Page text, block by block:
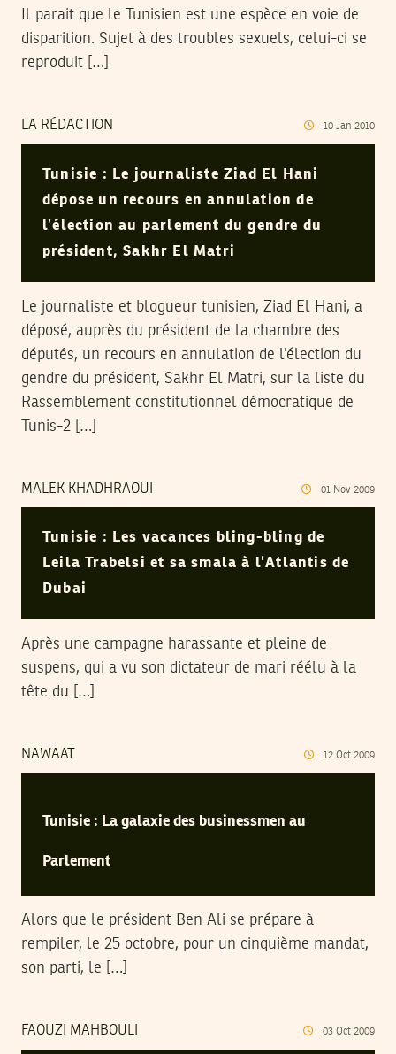
Il parait que le Tunisien est une espèce en voie de
disparition. Sujet à des troubles sexuels, celui-ci se
reproduit […]
LA RÉDACTION 10 Jan 2010
Tunisie : Le journaliste Ziad El Hani
dépose un recours en annulation de
l’élection au parlement du gendre du
président, Sakhr El Matri
Le journaliste et blogueur tunisien, Ziad El Hani, a
déposé, auprès du président de la chambre des
députés, un recours en annulation de l’élection du
gendre du président, Sakhr El Matri, sur la liste du
Rassemblement constitutionnel démocratique de
Tunis-2 […]
MALEK KHADHRAOUI 01 Nov 2009
Tunisie : Les vacances bling-bling de
Leila Trabelsi et sa smala à l’Atlantis de
Dubai
Après une campagne harassante et pleine de
suspens, qui a vu son dictateur de mari réélu à la
tête du […]
NAWAAT 12 Oct 2009
Tunisie : La galaxie des businessmen au
Parlement
Alors que le président Ben Ali se prépare à
rempiler, le 25 octobre, pour un cinquième mandat,
son parti, le […]
FAOUZI MAHBOULI 03 Oct 2009